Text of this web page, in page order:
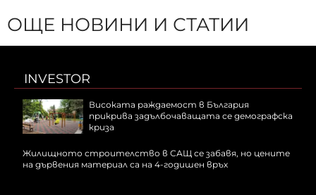
ОЩЕ НОВИНИ И СТАТИИ
INVESTOR
Високата раждаемост в България
прикрива задълбочаващата се демографска
криза
Жилищното строителство в САЩ се забавя, но цените
на дървения материал са на 4-годишен връх